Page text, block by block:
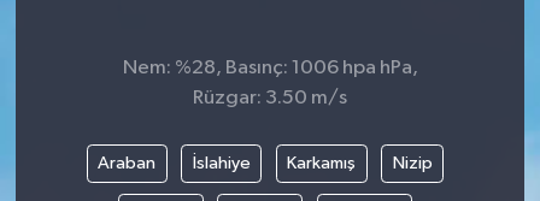
Nem: %28, Basınç: 1006 hpa hPa,
Rüzgar: 3.50 m/s
Araban İslahiye Karkamış Nizip